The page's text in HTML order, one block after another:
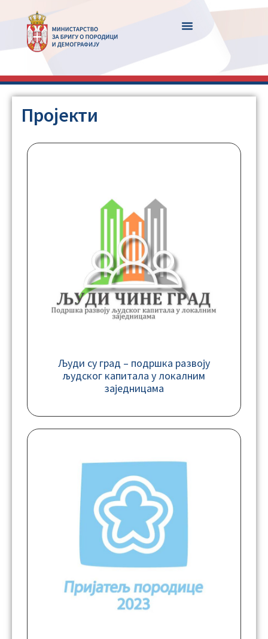
Пројекти
Људи су град – подршка развоју
људског капитала у локалним
заједницама